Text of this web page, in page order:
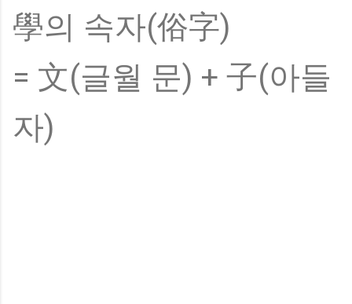
學의 속자(俗字)
= 文(글월 문) + 子(아들
자)